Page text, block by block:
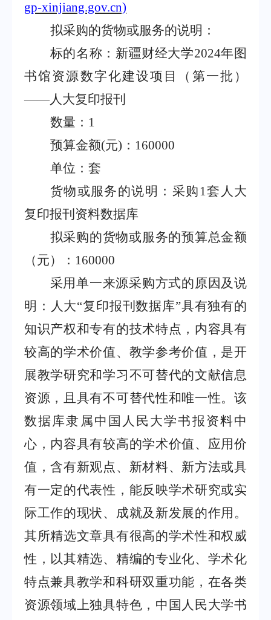
gp-xinjiang.gov.cn)
拟采购的货物或服务的说明：
标的名称：新疆财经大学2024年图
书馆资源数字化建设项目（第一批）
——人大复印报刊
数量： 1
预算金额(元) ： 160000
单位：套
货物或服务的说明：采购 1套人大
复印报刊资料数据库
拟采购的货物或服务的预算总金额
（元）： 160000
采用单一来源采购方式的原因及说
明：人大“复印报刊数据库”具有独有的
知识产权和专有的技术特点，内容具有
较高的学术价值、教学参考价值，是开
展教学研究和学习不可替代的文献信息
资源，且具有不可替代性和唯一性。该
数据库隶属中国人民大学书报资料中
心，内容具有较高的学术价值、应用价
值，含有新观点、新材料、新方法或具
有一定的代表性，能反映学术研究或实
际工作的现状、成就及新发展的作用。
其所精选文章具有很高的学术性和权威
性，以其精选、精编的专业化、学术化
特点兼具教学和科研双重功能，在各类
资源领域上独具特色，中国人民大学书